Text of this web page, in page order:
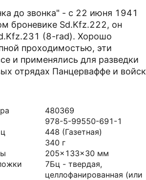
до звонка" - с 22 июня 1941
броневике Sd.Kfz.222, он
(8-rad). Хорошо
проходимостью, эти
и применялись для разведки
отрядах Панцерваффе и войск
480369
978-5-99550-691-1
448 (Газетная)
340 г
205x133x30 мм
7Бц - твердая,
целлофанированная (или